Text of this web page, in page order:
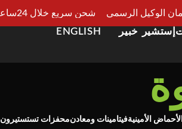
إستشير خبير ENGLISH
الأحماض الأمينيةفيتامينات ومعادنمحفزات تستستيرون
شحن سريع خلال 24ساعه القاهرة والجيزة